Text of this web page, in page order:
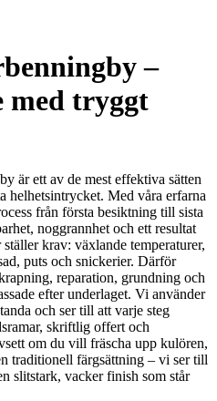
–
med tryggt
är ett av de mest effektiva sätten
helhetsintrycket. Med våra erfarna
från första besiktning till sista
noggrannhet och ett resultat
krav: växlande temperaturer,
puts och snickerier. Därför
reparation, grundning och
efter underlaget. Vi använder
och ser till att varje steg
skriftlig offert och
om du vill fräscha upp kulören,
traditionell färgsättning – vi ser till
slitstark, vacker finish som står